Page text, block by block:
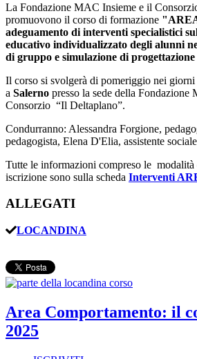
La Fondazione MAC Insieme e il
promuovono il corso di formazione
adeguamento di interventi specialistici
educativo individualizzato degli alunni
di gruppo e simulazione di
Il corso si svolgerà di pomeriggio nei giorni
a Salerno presso la sede della Fondazione
Consorzio “Il Deltaplano”.
Condurranno: Alessandra Forgione,
pedagogista, Elena D'Elia, assistente
Tutte le informazioni compreso le modalità
iscrizione sono sulla scheda Interventi
ALLEGATI
LOCANDINA
Area Comportamento: il
2025